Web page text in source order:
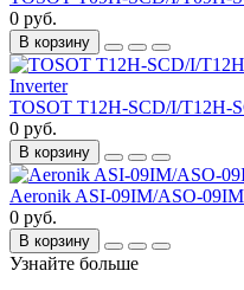
0 руб.
В корзину
TOSOT T12H-SCD/I/T12H-
0 руб.
В корзину
Aeronik ASI-09IM/ASO-
0 руб.
В корзину
Узнайте больше